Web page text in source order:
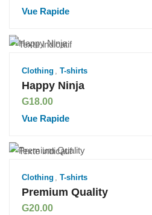
Vue Rapide
Clothing T-shirts
Happy Ninja
G18.00
Vue Rapide
Clothing , T-shirts
Premium Quality
G20.00